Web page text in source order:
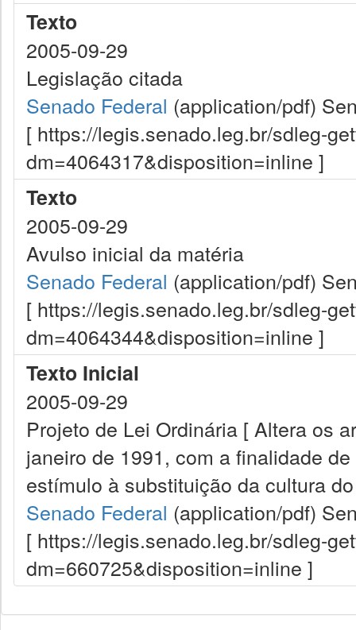
Texto
2005-09-29
Legislação citada
Senado Federal (application/pdf)
[ https://legis.senado.leg.br/sdleg-
dm=4064317&disposition=inline ]
Texto
2005-09-29
Avulso inicial da matéria
Senado Federal (application/pdf)
[ https://legis.senado.leg.br/sdleg-
dm=4064344&disposition=inline ]
Texto Inicial
2005-09-29
Projeto de Lei Ordinária [ Altera os
janeiro de 1991, com a finalidade
estímulo à substituição da cultura
Senado Federal (application/pdf)
[ https://legis.senado.leg.br/sdleg-
dm=660725&disposition=inline ]